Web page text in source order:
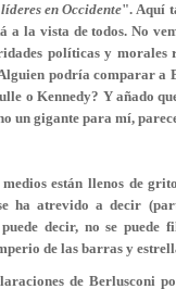
en Occidente". Aquí
a la vista de todos. No
políticas y morales
podría comparar a
o Kennedy? Y añado
un gigante para mí,
están llenos de
ha atrevido a decir
decir, no se
de las barras y
de Berlusconi